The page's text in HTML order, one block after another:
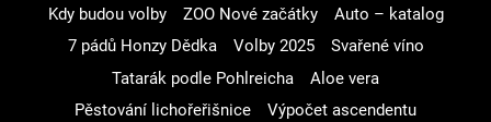
Kdy budou volby
ZOO Nové začátky
Auto – katalog
7 pádů Honzy Dědka
Volby 2025
Svařené víno
Tatarák podle Pohlreicha
Aloe vera
Pěstování lichořeřišnice
Výpočet ascendentu